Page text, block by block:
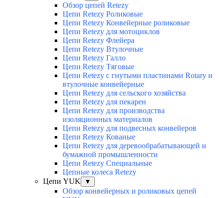
Обзор цепей Retezy
Цепи Retezy Роликовые
Цепи Retezy Конвейерные роликовые
Цепи Retezy для мотоциклов
Цепи Retezy Флейера
Цепи Retezy Втулочные
Цепи Retezy Галло
Цепи Retezy Tяговые
Цепи Retezy с гнутыми пластинами Rotary и
втулочные конвейерные
Цепи Retezy для сельского хозяйства
Цепи Retezy для пекарен
Цепи Retezy для производства
изоляционных материалов
Цепи Retezy для подвесных конвейеров
Цепи Retezy Кованые
Цепи Retezy для деревообрабатывающей и
бумажной промышленности
Цепи Retezy Специальные
Цепные колеса Retezy
Цепи YUK
▼
Обзор конвейерных и роликовых цепей